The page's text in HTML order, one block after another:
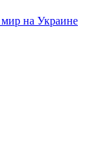
на Украине